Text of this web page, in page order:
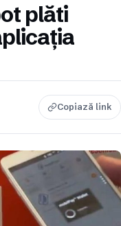
plăti
Copiază link